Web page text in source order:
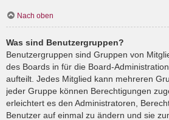
Nach oben
Was sind Benutzergruppen?
Benutzergruppen sind Gruppen von
des Boards in für die Board-
aufteilt. Jedes Mitglied kann mehreren
jeder Gruppe können Berechtigungen
erleichtert es den Administratoren,
Benutzer auf einmal zu ändern und sie